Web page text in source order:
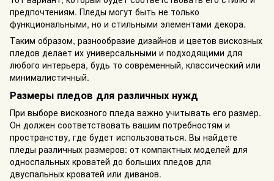
предпочтениям. Пледы могут быть не только
функциональными, но и стильными элементами декора.
Таким образом, разнообразие дизайнов и цветов вискозных
пледов делает их универсальными и подходящими для
любого интерьера, будь то современный, классический или
минималистичный.
Размеры пледов для различных нужд
При выборе вискозного пледа важно учитывать его размер.
Он должен соответствовать вашим потребностям и
пространству, где будет использоваться. Вы найдете
пледы различных размеров: от компактных моделей для
односпальных кроватей до больших пледов для
двуспальных кроватей или диванов.